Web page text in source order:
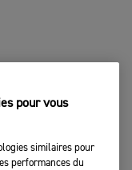
pour vous
similaires pour
performances du